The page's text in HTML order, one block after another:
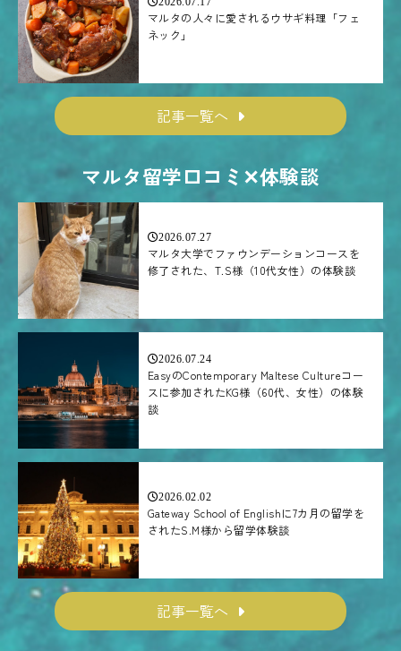
マルタの人々に愛されるウサギ料理「フェ
ネック」
記事一覧へ
マルタ留学口コミ✕体験談
2026.07.27
マルタ大学でファウンデーションコースを
修了された、T.S様（10代女性）の体験談
2026.07.24
EasyのContemporary Maltese Cultureコー
スに参加されたKG様（60代、女性）の体験
談
2026.02.02
Gateway School of Englishに7カ月の留学を
されたS.M様から留学体験談
記事一覧へ